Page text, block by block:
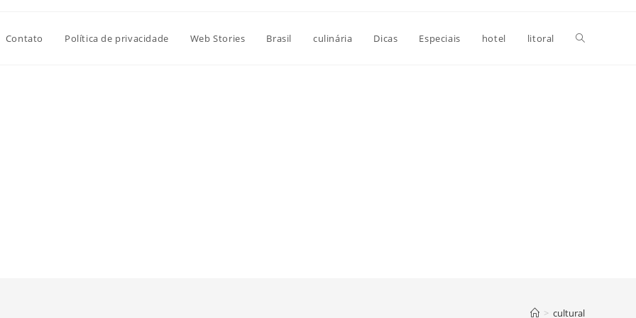
Contato Política de privacidade Web Stories Brasil culinária Dicas Especiais hotel litoral Alternar
> cultural